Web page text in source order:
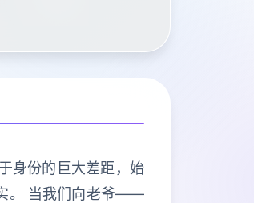
身份的巨大差距，始
。 当我们向老爷——